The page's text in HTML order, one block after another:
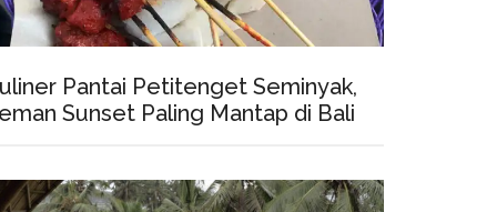
Pantai Petitenget Seminyak,
Sunset Paling Mantap di Bali